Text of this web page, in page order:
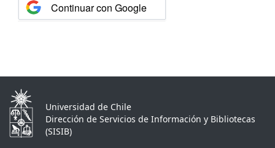
Continuar con Google
Universidad de Chile
Dirección de Servicios de Información y Bibliotecas
(SISIB)